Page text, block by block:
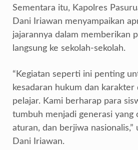
Sementara itu, Kapolres
Dani Iriawan menyampaikan
jajarannya dalam memberikan
langsung ke sekolah-sekolah.
“Kegiatan seperti ini penting
kesadaran hukum dan karakter
pelajar. Kami berharap para
tumbuh menjadi generasi yang
aturan, dan berjiwa nasionalis,”
Dani Iriawan.